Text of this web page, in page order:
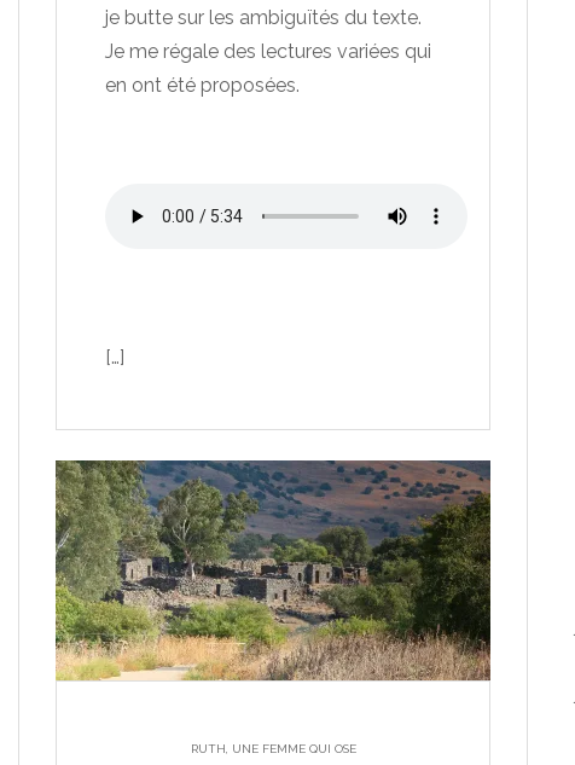
je butte sur les ambiguïtés du texte.
Je me régale des lectures variées qui
en ont été proposées.
[…]
RUTH, UNE FEMME QUI OSE